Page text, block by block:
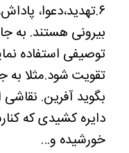
۶.تهدید،دعوا،
بیرونی هستند. به
توصیفی استفاده
تقویت شود.مثلا به
بگوید آفرین.
دایره کشیدی که
خورشیده و…